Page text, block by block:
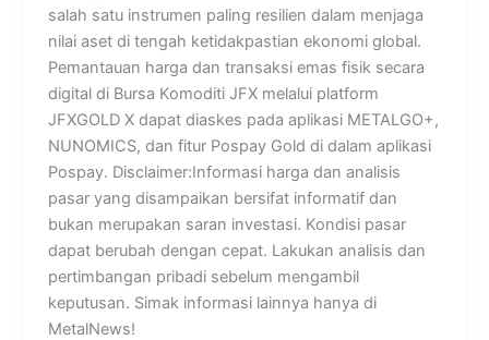
salah satu instrumen paling resilien dalam menjaga
nilai aset di tengah ketidakpastian ekonomi global.
Pemantauan harga dan transaksi emas fisik secara
digital di Bursa Komoditi JFX melalui platform
JFXGOLD X dapat diaskes pada aplikasi METALGO+,
NUNOMICS, dan fitur Pospay Gold di dalam aplikasi
Pospay. Disclaimer:Informasi harga dan analisis
pasar yang disampaikan bersifat informatif dan
bukan merupakan saran investasi. Kondisi pasar
dapat berubah dengan cepat. Lakukan analisis dan
pertimbangan pribadi sebelum mengambil
keputusan. Simak informasi lainnya hanya di
MetalNews!